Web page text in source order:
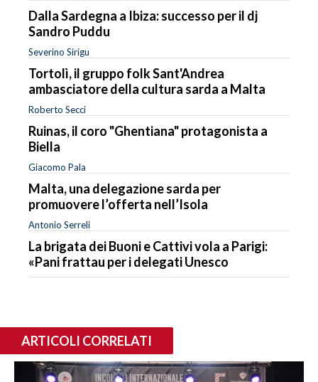
Dalla Sardegna a Ibiza: successo per il dj
Sandro Puddu
Severino Sirigu
Tortolì, il gruppo folk Sant'Andrea
ambasciatore della cultura sarda a Malta
Roberto Secci
Ruinas, il coro "Ghentiana" protagonista a
Biella
Giacomo Pala
Malta, una delegazione sarda per
promuovere l’offerta nell’Isola
Antonio Serreli
La brigata dei Buoni e Cattivi vola a Parigi:
«Pani frattau per i delegati Unesco
ARTICOLI CORRELATI